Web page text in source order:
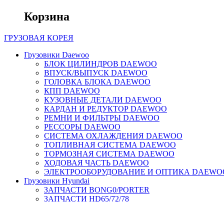
Корзина
ГРУЗОВАЯ КОРЕЯ
Грузовики Daewoo
БЛОК ЦИЛИНДРОВ DAEWOO
ВПУСК/ВЫПУСК DAEWOO
ГОЛОВКА БЛОКА DAEWOO
КПП DAEWOO
КУЗОВНЫЕ ДЕТАЛИ DAEWOO
КАРДАН И РЕДУКТОР DAEWOO
РЕМНИ И ФИЛЬТРЫ DAEWOO
РЕССОРЫ DAEWOO
СИСТЕМА ОХЛАЖДЕНИЯ DAEWOO
ТОПЛИВНАЯ СИСТЕМА DAEWOO
ТОРМОЗНАЯ СИСТЕМА DAEWOO
ХОДОВАЯ ЧАСТЬ DAEWOO
ЭЛЕКТРООБОРУДОВАНИЕ И ОПТИКА
Грузовики Hyundai
ЗАПЧАСТИ BONG0/PORTER
ЗАПЧАСТИ HD65/72/78